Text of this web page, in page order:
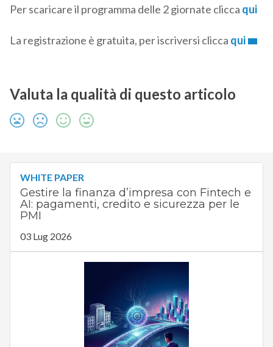
Per scaricare il programma delle 2 giornate clicca qui
La registrazione è gratuita, per iscriversi clicca qui
Valuta la qualità di questo articolo
WHITE PAPER
Gestire la finanza d’impresa con Fintech e
AI: pagamenti, credito e sicurezza per le
PMI
03 Lug 2026